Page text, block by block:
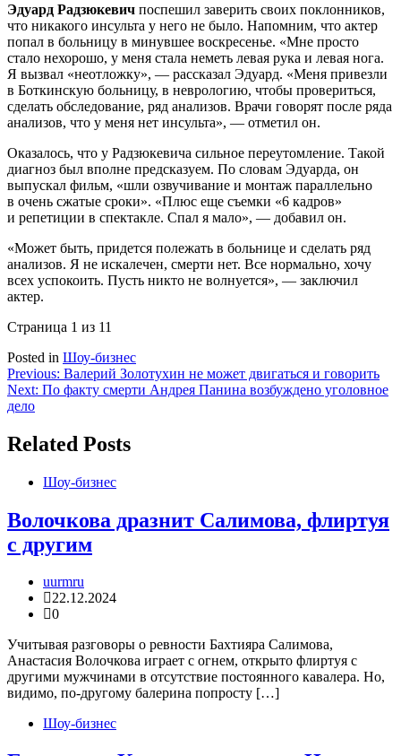
Эдуард Радзюкевич поспешил заверить своих поклонников,
что никакого инсульта у него не было. Напомним, что актер
попал в больницу в минувшее воскресенье. «Мне просто
стало нехорошо, у меня стала неметь левая рука и левая нога.
Я вызвал «неотложку», — рассказал Эдуард. «Меня привезли
в Боткинскую больницу, в неврологию, чтобы провериться,
сделать обследование, ряд анализов. Врачи говорят после ряда
анализов, что у меня нет инсульта», — отметил он.
Оказалось, что у Радзюкевича сильное переутомление. Такой
диагноз был вполне предсказуем. По словам Эдуарда, он
выпускал фильм, «шли озвучивание и монтаж параллельно
в очень сжатые сроки». «Плюс еще съемки «6 кадров»
и репетиции в спектакле. Спал я мало», — добавил он.
«Может быть, придется полежать в больнице и сделать ряд
анализов. Я не искалечен, смерти нет. Все нормально, хочу
всех успокоить. Пусть никто не волнуется», — заключил
актер.
Страница 1 из 11
Posted in Шоу-бизнес
Навигация
по
Previous: Валерий Золотухин не может двигаться и говорить
Next: По факту смерти Андрея Панина возбуждено уголовное
дело
Related Posts
Шоу-бизнес
Волочкова дразнит Салимова, флиртуя
с другим
uurmru
22.12.2024
0
Учитывая разговоры о ревности Бахтияра Салимова,
Анастасия Волочкова играет с огнем, открыто флиртуя с
другими мужчинами в отсутствие постоянного кавалера. Но,
видимо, по-другому балерина попросту […]
Шоу-бизнес